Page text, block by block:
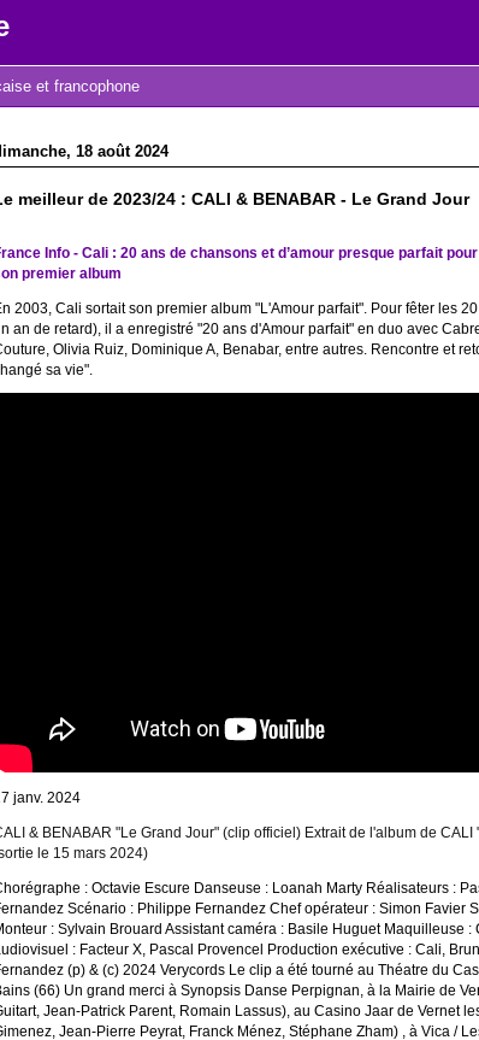
et francophone
18 août 2024
meilleur de 2023/24 : CALI & BENABAR - Le Grand Jour
Info - Cali : 20 ans de chansons et d’amour presque parfait
premier album
2003, Cali sortait son premier album "L'Amour parfait". Pour fêter les
an de retard), il a enregistré "20 ans d'Amour parfait" en duo avec
Olivia Ruiz, Dominique A, Benabar, entre autres. Rencontre et
sa vie".
janv. 2024
& BENABAR "Le Grand Jour" (clip officiel) Extrait de l'album de CALI
le 15 mars 2024)
: Octavie Escure Danseuse : Loanah Marty Réalisateurs :
Scénario : Philippe Fernandez Chef opérateur : Simon Favier
: Sylvain Brouard Assistant caméra : Basile Huguet Maquilleuse :
: Facteur X, Pascal Provencel Production exécutive : Cali,
(p) & (c) 2024 Verycords Le clip a été tourné au Théatre du
(66) Un grand merci à Synopsis Danse Perpignan, à la Mairie de
Jean-Patrick Parent, Romain Lassus), au Casino Jaar de Vernet
Jean-Pierre Peyrat, Franck Ménez, Stéphane Zham) , à Vica /